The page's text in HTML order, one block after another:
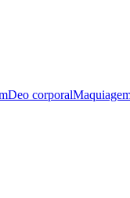
Deo corporal